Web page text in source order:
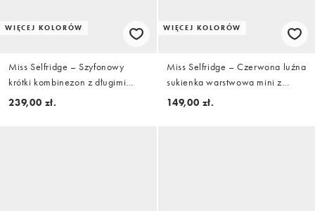
WIĘCEJ KOLORÓW
Miss Selfridge – Szyfonowy
krótki kombinezon z długimi
rękawami w kwiatowy wzór w
239,00 zł.
WIĘCEJ KOLORÓW
Miss Selfridge – Czerwona luźna
sukienka warstwowa mini z
wiązanymi ramiączkami
149,00 zł.